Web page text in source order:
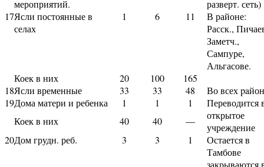
мероприятий.
разверт. сеть)
17Ясли постоянные в
селах
1 6 11
В районе:
Расск.,
Заметч.,
Сампуре,
Альгасове.
Коек в них
20 100
165
18Ясли временные 33 33 48
Во всех
19Дома матери и ребенка 1 1 1
Переводится
открытое
учреждение
Коек в них 40 40
—
20Дом грудн. реб. 3 3 1
Остается в
Тамбове
закрываются